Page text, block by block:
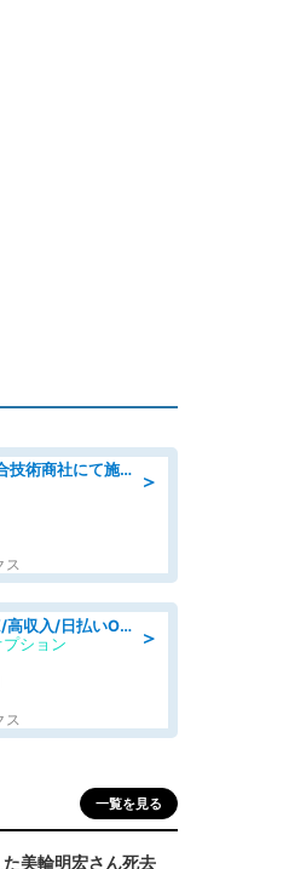
＞
工事・土木施工管理/総合技術商社にて施工管理のお仕事/即日勤務可/車通勤可/工事・土木施工管理/生産・品質管理
ス
＞
組立・組付け/未経験OK/高収入/日払いOK/寮費無料/日勤
ション
ス
一覧を見る
た美輪明宏さん死去